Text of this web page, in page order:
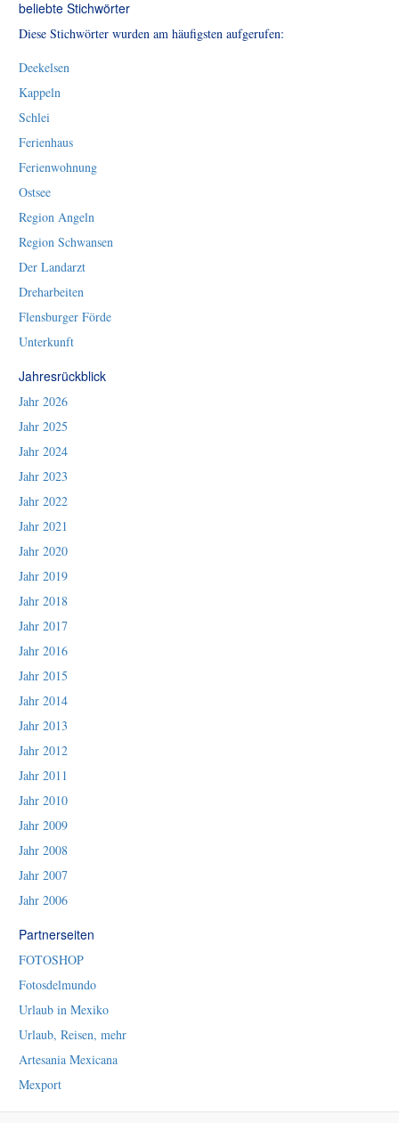
beliebte Stichwörter
Diese Stichwörter wurden am häufigsten aufgerufen:
Deekelsen
Kappeln
Schlei
Ferienhaus
Ferienwohnung
Ostsee
Region Angeln
Region Schwansen
Der Landarzt
Dreharbeiten
Flensburger Förde
Unterkunft
Jahresrückblick
Jahr 2026
Jahr 2025
Jahr 2024
Jahr 2023
Jahr 2022
Jahr 2021
Jahr 2020
Jahr 2019
Jahr 2018
Jahr 2017
Jahr 2016
Jahr 2015
Jahr 2014
Jahr 2013
Jahr 2012
Jahr 2011
Jahr 2010
Jahr 2009
Jahr 2008
Jahr 2007
Jahr 2006
Partnerseiten
FOTOSHOP
Fotosdelmundo
Urlaub in Mexiko
Urlaub, Reisen, mehr
Artesania Mexicana
Mexport